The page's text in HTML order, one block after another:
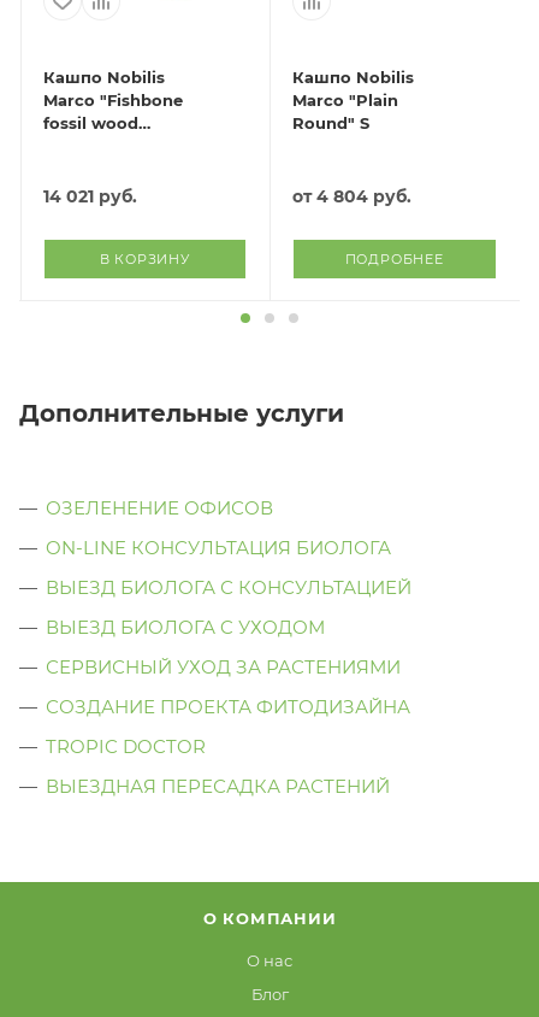
Кашпо Nobilis
Marco "Fishbone
fossil wood
33х33хH60 см
14 021руб.
В КОРЗИНУ
Кашпо Nobilis
Marco "Plain
Round" S
от4 804 руб.
ПОДРОБНЕЕ
Дополнительные услуги
ОЗЕЛЕНЕНИЕ ОФИСОВ
ON-LINE КОНСУЛЬТАЦИЯ БИОЛОГА
ВЫЕЗД БИОЛОГА С КОНСУЛЬТАЦИЕЙ
ВЫЕЗД БИОЛОГА C УХОДОМ
СЕРВИСНЫЙ УХОД ЗА РАСТЕНИЯМИ
СОЗДАНИЕ ПРОЕКТА ФИТОДИЗАЙНА
TROPIC DOCTOR
ВЫЕЗДНАЯ ПЕРЕСАДКА РАСТЕНИЙ
О КОМПАНИИ
О нас
Блог